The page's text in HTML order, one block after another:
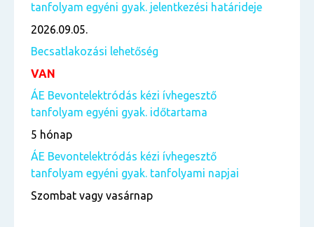
tanfolyam egyéni gyak. jelentkezési határideje
2026.09.05.
Becsatlakozási lehetőség
VAN
ÁE Bevontelektródás kézi ívhegesztő
tanfolyam egyéni gyak. időtartama
5 hónap
ÁE Bevontelektródás kézi ívhegesztő
tanfolyam egyéni gyak. tanfolyami napjai
Szombat vagy vasárnap